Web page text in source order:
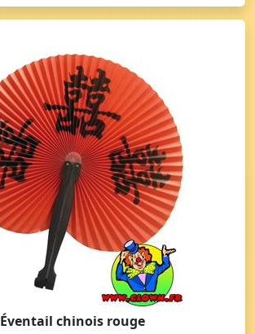
Éventail chinois rouge